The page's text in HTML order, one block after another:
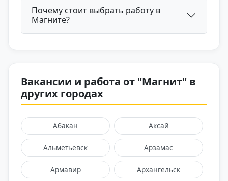
Почему стоит выбрать работу в
Магните?
Вакансии и работа от "Магнит" в
других городах
Абакан Аксай
Альметьевск Арзамас
Армавир Архангельск